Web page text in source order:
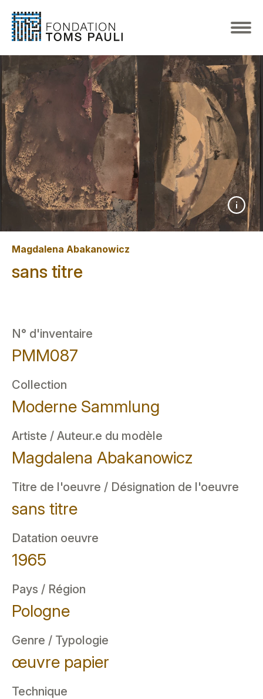
Magdalena Abakanowicz
sans titre
N° d'inventaire
PMM087
Collection
Moderne Sammlung
Artiste / Auteur.e du modèle
Magdalena Abakanowicz
Titre de l'oeuvre / Désignation de l'oeuvre
sans titre
Datation oeuvre
1965
Pays / Région
Pologne
Genre / Typologie
œuvre papier
Technique